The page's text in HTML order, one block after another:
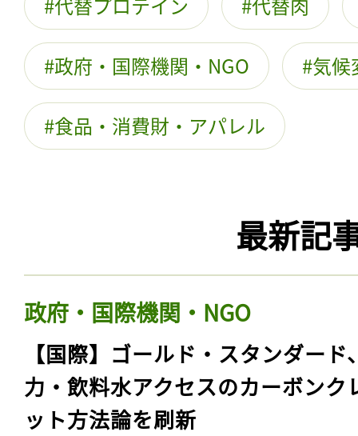
政府・国際機関・NGO 気候
食品・消費財・アパレル
最新記
政府・国際機関・NGO
【国際】ゴールド・スタンダード
力・飲料水アクセスのカーボンク
ット方法論を刷新